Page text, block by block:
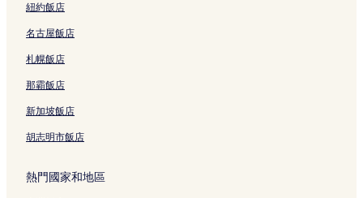
紐約飯店
名古屋飯店
札幌飯店
那霸飯店
新加坡飯店
胡志明市飯店
熱門國家和地區